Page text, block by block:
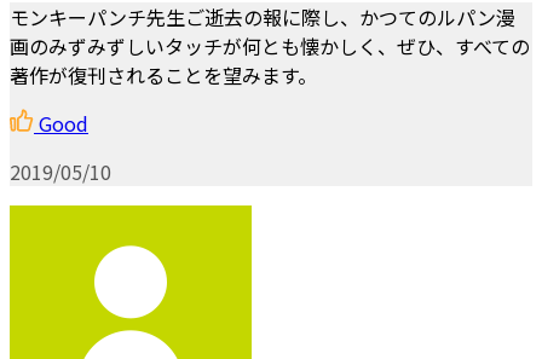
モンキーパンチ先生ご逝去の報に際し、かつてのルパン漫
画のみずみずしいタッチが何とも懐かしく、ぜひ、すべての
著作が復刊されることを望みます。
Good
2019/05/10